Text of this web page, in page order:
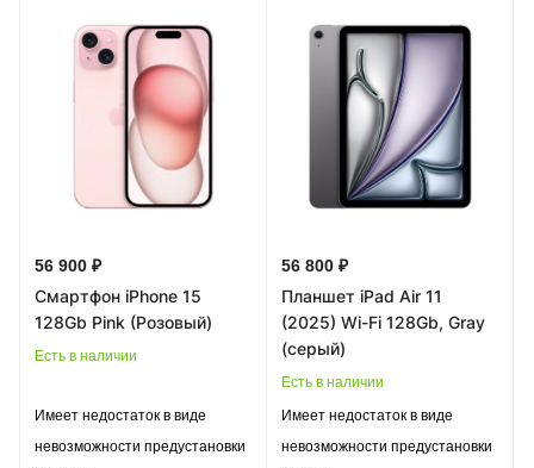
56 900 ₽
Смартфон iPhone 15
128Gb Pink (Розовый)
Есть в наличии
Имеет недостаток в виде
невозможности предустановки
56 800 ₽
Планшет iPad Air 11
(2025) Wi-Fi 128Gb, Gray
(серый)
Есть в наличии
Имеет недостаток в виде
невозможности предустановки